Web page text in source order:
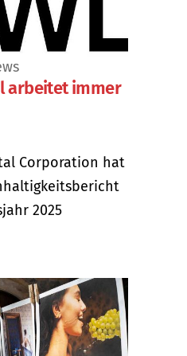
arbeitet immer
Corporation hat
2025